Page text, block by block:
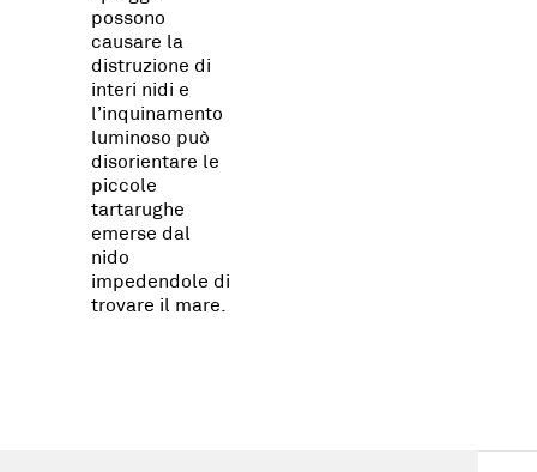
possono
causare la
distruzione di
interi nidi e
l’inquinamento
luminoso può
disorientare le
piccole
tartarughe
emerse dal
nido
impedendole di
trovare il mare.